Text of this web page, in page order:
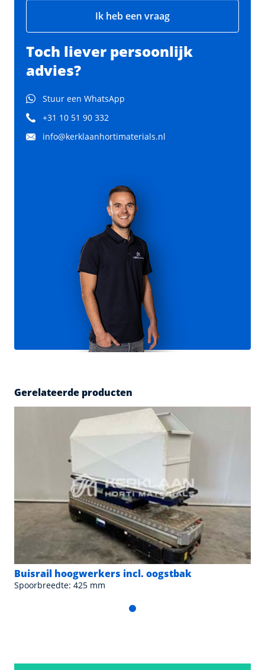
Ik heb een vraag
Toch liever persoonlijk
advies?
Stuur een WhatsApp
+31 10 51 90 332
info@kerklaanhortimaterials.nl
Gerelateerde producten
Buisrail hoogwerkers incl. oogstbak
Spoorbreedte: 425 mm